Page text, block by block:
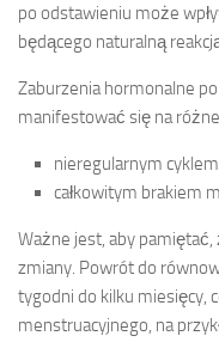
po odstawieniu może
będącego naturalną
Zaburzenia hormonalne
manifestować się na
nieregularnym
całkowitym brakiem
Ważne jest, aby pamiętać,
zmiany. Powrót do
tygodni do kilku miesięcy,
menstruacyjnego, na